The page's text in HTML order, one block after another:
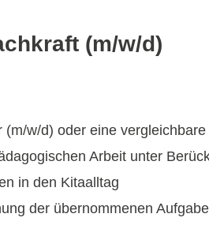
(m/w/d)
w/d) oder eine
Arbeit unter
in den Kitaalltag
der übernommenen